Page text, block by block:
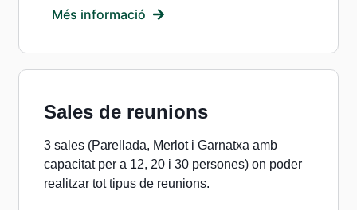
Més informació
Sales de reunions
3 sales (Parellada, Merlot i Garnatxa amb
capacitat per a 12, 20 i 30 persones) on poder
realitzar tot tipus de reunions.